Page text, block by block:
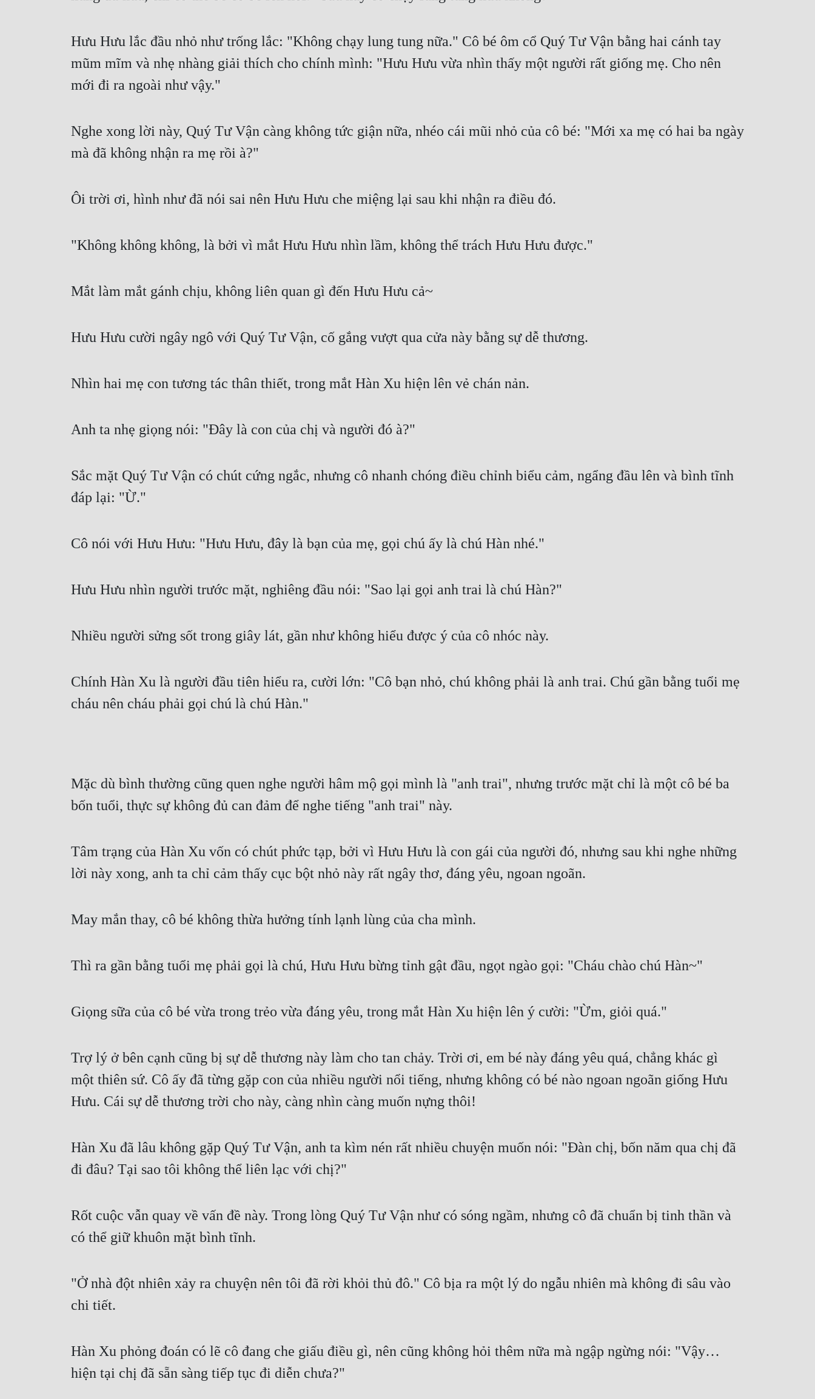
Hưu Hưu lắc đầu nhỏ như trống lắc: "Không chạy lung tung nữa." Cô bé ôm cổ Quý Tư Vận bằng hai cánh tay
mũm mĩm và nhẹ nhàng giải thích cho chính mình: "Hưu Hưu vừa nhìn thấy một người rất giống mẹ. Cho nên
mới đi ra ngoài như vậy."
Nghe xong lời này, Quý Tư Vận càng không tức giận nữa, nhéo cái mũi nhỏ của cô bé: "Mới xa mẹ có hai ba ngày
mà đã không nhận ra mẹ rồi à?"
Ôi trời ơi, hình như đã nói sai nên Hưu Hưu che miệng lại sau khi nhận ra điều đó.
"Không không không, là bởi vì mắt Hưu Hưu nhìn lầm, không thể trách Hưu Hưu được."
Mắt làm mắt gánh chịu, không liên quan gì đến Hưu Hưu cả~
Hưu Hưu cười ngây ngô với Quý Tư Vận, cố gắng vượt qua cửa này bằng sự dễ thương.
Nhìn hai mẹ con tương tác thân thiết, trong mắt Hàn Xu hiện lên vẻ chán nản.
Anh ta nhẹ giọng nói: "Đây là con của chị và người đó à?"
Sắc mặt Quý Tư Vận có chút cứng ngắc, nhưng cô nhanh chóng điều chỉnh biểu cảm, ngẩng đầu lên và bình tĩnh
đáp lại: "Ừ."
Cô nói với Hưu Hưu: "Hưu Hưu, đây là bạn của mẹ, gọi chú ấy là chú Hàn nhé."
Hưu Hưu nhìn người trước mặt, nghiêng đầu nói: "Sao lại gọi anh trai là chú Hàn?"
Nhiều người sửng sốt trong giây lát, gần như không hiểu được ý của cô nhóc này.
Chính Hàn Xu là người đầu tiên hiểu ra, cười lớn: "Cô bạn nhỏ, chú không phải là anh trai. Chú gần bằng tuổi mẹ
cháu nên cháu phải gọi chú là chú Hàn."
Mặc dù bình thường cũng quen nghe người hâm mộ gọi mình là "anh trai", nhưng trước mặt chỉ là một cô bé ba
bốn tuổi, thực sự không đủ can đảm để nghe tiếng "anh trai" này.
Tâm trạng của Hàn Xu vốn có chút phức tạp, bởi vì Hưu Hưu là con gái của người đó, nhưng sau khi nghe những
lời này xong, anh ta chỉ cảm thấy cục bột nhỏ này rất ngây thơ, đáng yêu, ngoan ngoãn.
May mắn thay, cô bé không thừa hưởng tính lạnh lùng của cha mình.
Thì ra gần bằng tuổi mẹ phải gọi là chú, Hưu Hưu bừng tỉnh gật đầu, ngọt ngào gọi: "Cháu chào chú Hàn~"
Giọng sữa của cô bé vừa trong trẻo vừa đáng yêu, trong mắt Hàn Xu hiện lên ý cười: "Ừm, giỏi quá."
Trợ lý ở bên cạnh cũng bị sự dễ thương này làm cho tan chảy. Trời ơi, em bé này đáng yêu quá, chẳng khác gì
một thiên sứ. Cô ấy đã từng gặp con của nhiều người nổi tiếng, nhưng không có bé nào ngoan ngoãn giống Hưu
Hưu. Cái sự dễ thương trời cho này, càng nhìn càng muốn nựng thôi!
Hàn Xu đã lâu không gặp Quý Tư Vận, anh ta kìm nén rất nhiều chuyện muốn nói: "Đàn chị, bốn năm qua chị đã
đi đâu? Tại sao tôi không thể liên lạc với chị?"
Rốt cuộc vẫn quay về vấn đề này. Trong lòng Quý Tư Vận như có sóng ngầm, nhưng cô đã chuẩn bị tinh thần và
có thể giữ khuôn mặt bình tĩnh.
"Ở nhà đột nhiên xảy ra chuyện nên tôi đã rời khỏi thủ đô." Cô bịa ra một lý do ngẫu nhiên mà không đi sâu vào
chi tiết.
Hàn Xu phỏng đoán có lẽ cô đang che giấu điều gì, nên cũng không hỏi thêm nữa mà ngập ngừng nói: "Vậy…
hiện tại chị đã sẵn sàng tiếp tục đi diễn chưa?"